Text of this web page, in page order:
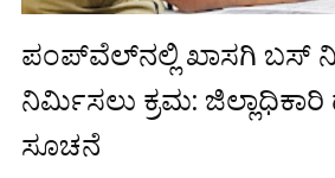
ಪಂಪ್‌ವೆಲ್‌ನಲ್ಲಿ ಖಾಸಗಿ ಬಸ್
ನಿರ್ಮಿಸಲು ಕ್ರಮ:
ಸೂಚನೆ